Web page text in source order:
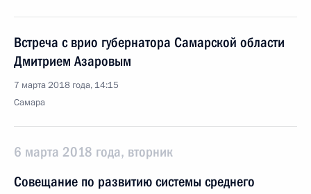
Встреча с врио губернатора Самарской области
Дмитрием Азаровым
7 марта 2018 года, 14:15
Самара
6 марта 2018 года, вторник
Совещание по развитию системы среднего